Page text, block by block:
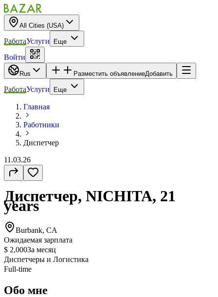
All Cities (USA)
РаботаУслуги Еще
Войти
Rus Разместить объявлениеДобавить
РаботаУслуги Еще
Главная
Работники
Диспетчер
11.03.26
Диспетчер, NICHITA, 21
years
Burbank, CA
Ожидаемая зарплата
$ 2,000За месяц
Диспетчеры и Логистика
Full-time
Обо мне